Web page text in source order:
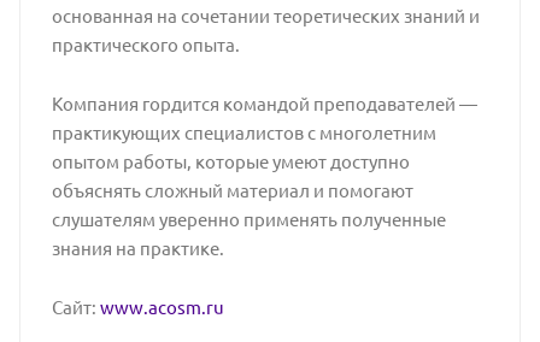
основанная на сочетании теоретических знаний и
практического опыта.
Компания гордится командой преподавателей —
практикующих специалистов с многолетним
опытом работы, которые умеют доступно
объяснять сложный материал и помогают
слушателям уверенно применять полученные
знания на практике.
Сайт: www.acosm.ru